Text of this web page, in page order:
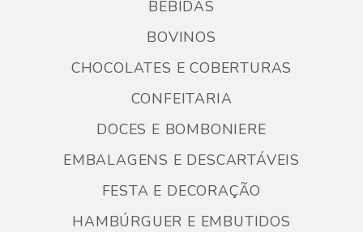
BEBIDAS
BOVINOS
CHOCOLATES E COBERTURAS
CONFEITARIA
DOCES E BOMBONIERE
EMBALAGENS E DESCARTÁVEIS
FESTA E DECORAÇÃO
HAMBÚRGUER E EMBUTIDOS